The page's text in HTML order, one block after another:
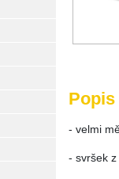
Popis
- velmi
- svršek